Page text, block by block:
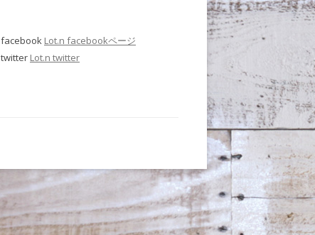
facebook Lot.n facebookページ
twitter Lot.n twitter